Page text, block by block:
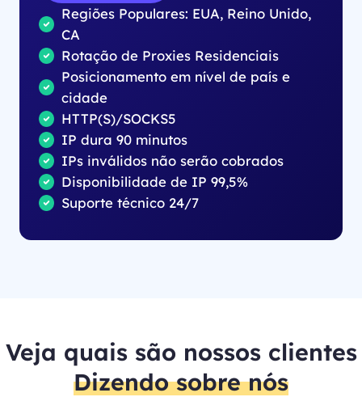
Regiões Populares: EUA, Reino Unido,
CA
Rotação de Proxies Residenciais
Posicionamento em nível de país e
cidade
HTTP(S)/SOCKS5
IP dura 90 minutos
IPs inválidos não serão cobrados
Disponibilidade de IP 99,5%
Suporte técnico 24/7
Veja quais são nossos clientes
Dizendo sobre nós